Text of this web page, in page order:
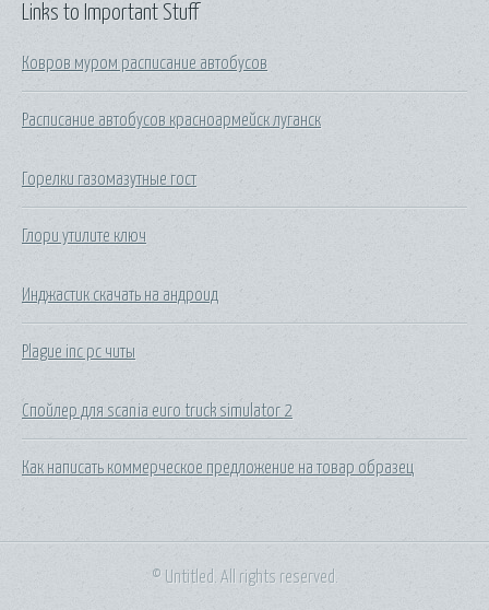
Links to Important Stuff
Ковров муром расписание автобусов
Расписание автобусов красноармейск луганск
Горелки газомазутные гост
Глори утилите ключ
Инджастик скачать на андроид
Plague inc pc читы
Спойлер для scania euro truck simulator 2
Как написать коммерческое предложение на товар образец
© Untitled. All rights reserved.